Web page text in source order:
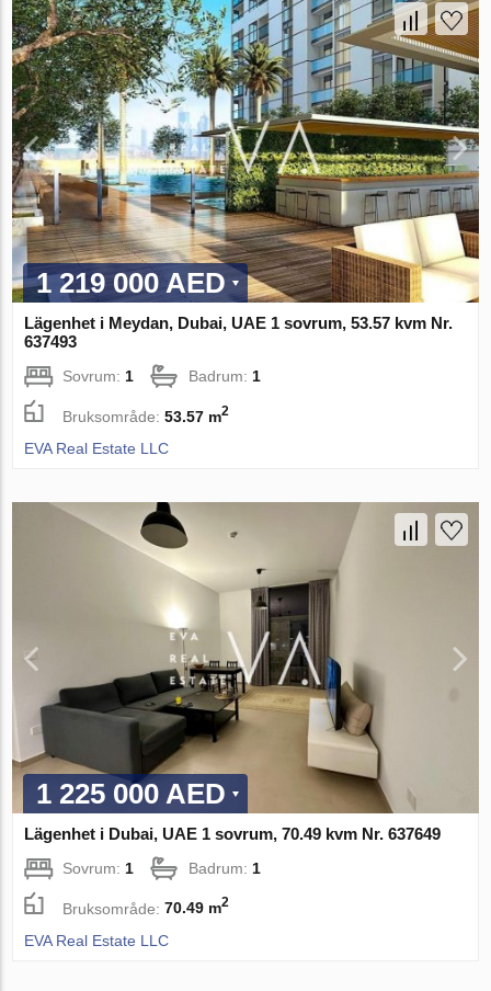
1 219 000 AED
Lägenhet i Meydan, Dubai, UAE 1 sovrum, 53.57 kvm Nr.
637493
Sovrum: 1 Badrum: 1
Bruksområde:53.57 m2
EVA Real Estate LLC
1 225 000 AED
Lägenhet i Dubai, UAE 1 sovrum, 70.49 kvm Nr. 637649
Sovrum: 1 Badrum: 1
Bruksområde:70.49 m2
EVA Real Estate LLC